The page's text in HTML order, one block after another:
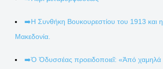
➡️Η Συνθήκη Βουκουρεστίου του 1913 και η
Μακεδονία.
➡️Ὁ Ὀδυσσέας προειδοποιεῖ: «Ἀπό χαμηλά